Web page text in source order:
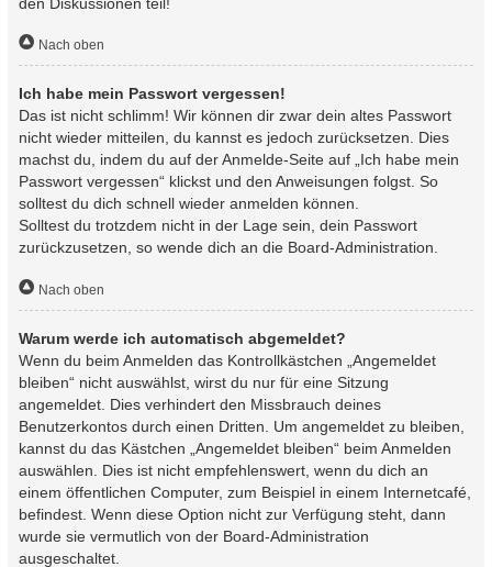
Nach oben
Ich habe mein Passwort vergessen!
Das ist nicht schlimm! Wir können dir zwar dein altes Passwort
nicht wieder mitteilen, du kannst es jedoch zurücksetzen. Dies
machst du, indem du auf der Anmelde-Seite auf „Ich habe mein
Passwort vergessen“ klickst und den Anweisungen folgst. So
solltest du dich schnell wieder anmelden können.
Solltest du trotzdem nicht in der Lage sein, dein Passwort
zurückzusetzen, so wende dich an die Board-Administration.
Nach oben
Warum werde ich automatisch abgemeldet?
Wenn du beim Anmelden das Kontrollkästchen „Angemeldet
bleiben“ nicht auswählst, wirst du nur für eine Sitzung
angemeldet. Dies verhindert den Missbrauch deines
Benutzerkontos durch einen Dritten. Um angemeldet zu bleiben,
kannst du das Kästchen „Angemeldet bleiben“ beim Anmelden
auswählen. Dies ist nicht empfehlenswert, wenn du dich an
einem öffentlichen Computer, zum Beispiel in einem Internetcafé,
befindest. Wenn diese Option nicht zur Verfügung steht, dann
wurde sie vermutlich von der Board-Administration
ausgeschaltet.